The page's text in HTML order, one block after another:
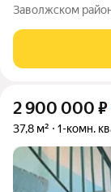
Заволжском
видите на
покупателю.
2 900 000 ₽
37,8 м² 1-комн.